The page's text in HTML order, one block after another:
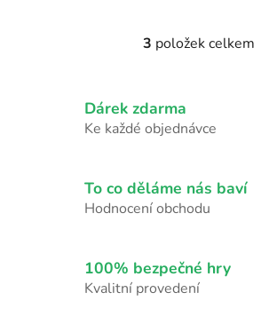
O
d
í
p
k
y
3 položek celkem
Dárek zdarma
Ke každé objednávce
To co děláme nás baví
Hodnocení obchodu
100% bezpečné hry
Kvalitní provedení